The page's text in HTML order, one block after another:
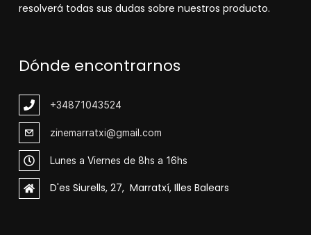
resolverá todas sus dudas sobre nuestros producto.
Dónde encontrarnos
+34871043524
zinemarratxi@gmail.com
Lunes a Viernes de 8hs a 16hs
D'es Siurells, 27, Marratxí, Illes Balears